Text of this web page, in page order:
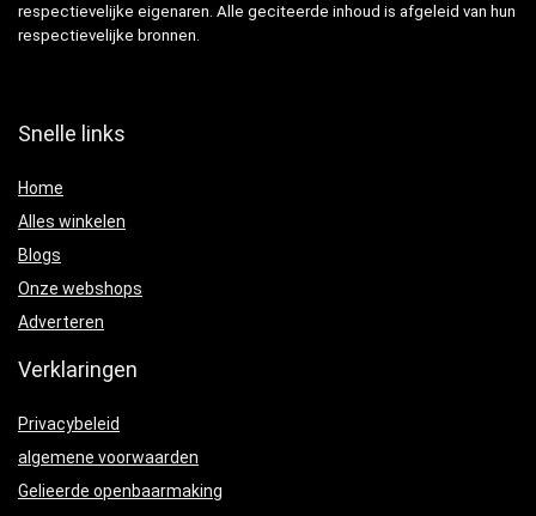
respectievelijke eigenaren. Alle geciteerde inhoud is afgeleid van hun
respectievelijke bronnen.
Snelle links
Home
Alles winkelen
Blogs
Onze webshops
Adverteren
Verklaringen
Privacybeleid
algemene voorwaarden
Gelieerde openbaarmaking